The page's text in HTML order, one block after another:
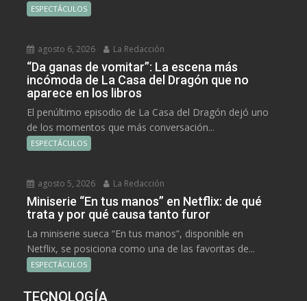
ESPECTÁCULOS
agosto 6, 2026 La Redacción
“Da ganas de vomitar”: La escena más
incómoda de La Casa del Dragón que no
aparece en los libros
El penúltimo episodio de La Casa del Dragón dejó uno
de los momentos que más conversación...
ESPECTÁCULOS
agosto 5, 2026 La Redacción
Miniserie “En tus manos” en Netflix: de qué
trata y por qué causa tanto furor
La miniserie sueca “En tus manos”, disponible en
Netflix, se posiciona como una de las favoritas de...
ESPECTÁCULOS
TECNOLOGÍA